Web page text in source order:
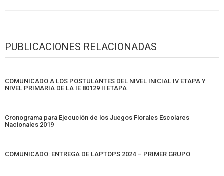
PUBLICACIONES RELACIONADAS
COMUNICADO A LOS POSTULANTES DEL NIVEL INICIAL IV ETAPA Y
NIVEL PRIMARIA DE LA IE 80129 II ETAPA
Cronograma para Ejecución de los Juegos Florales Escolares
Nacionales 2019
COMUNICADO: ENTREGA DE LAPTOPS 2024 – PRIMER GRUPO